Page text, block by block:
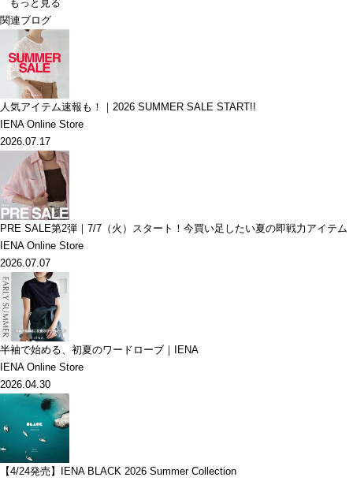
もっと見る
関連ブログ
人気アイテム速報も！｜2026 SUMMER SALE START!!
IENA Online Store
2026.07.17
PRE SALE第2弾｜7/7（火）スタート！今買い足したい夏の即戦力アイテム
IENA Online Store
2026.07.07
半袖で始める、初夏のワードローブ｜IENA
IENA Online Store
2026.04.30
【4/24発売】IENA BLACK 2026 Summer Collection